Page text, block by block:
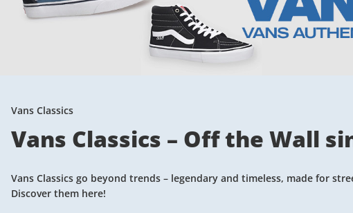
Vans Classics
Vans Classics – Off the Wall
Vans Classics go beyond trends – legendary and timeless, made for
Discover them here!